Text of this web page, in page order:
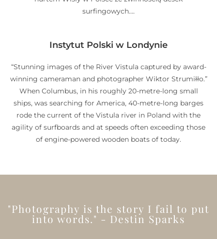
surfingowych….
Instytut Polski w Londynie
“Stunning images of the River Vistula captured by award-
winning cameraman and photographer Wiktor Strumiłło.”
When Columbus, in his roughly 20-metre-long small
ships, was searching for America, 40-metre-long barges
rode the current of the Vistula river in Poland with the
agility of surfboards and at speeds often exceeding those
of engine-powered wooden boats of today.
"Photography is the story I fail to put
into words." - Destin Sparks